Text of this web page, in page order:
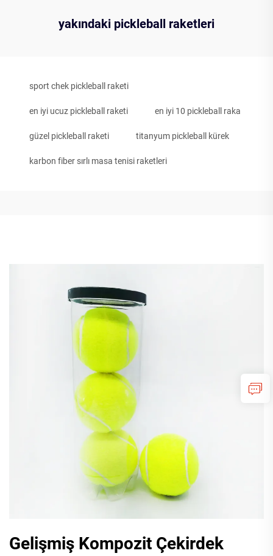
yakındaki pickleball raketleri
sport chek pickleball raketi
en iyi ucuz pickleball raketi en iyi 10 pickleball raka
güzel pickleball raketi titanyum pickleball kürek
karbon fiber sırlı masa tenisi raketleri
Gelişmiş Kompozit Çekirdek